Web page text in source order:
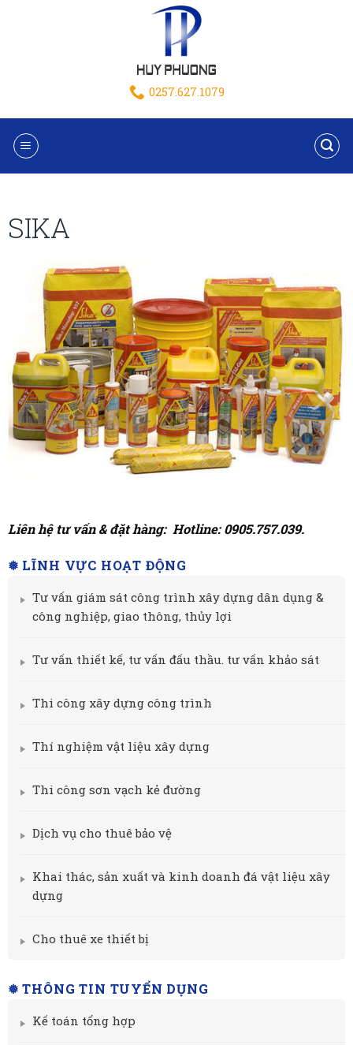
0257.627.1079
SIKA
Liên hệ tư vấn & đặt hàng: Hotline: 0905.757.039.
❅ LĨNH VỰC HOẠT ĐỘNG
Tư vấn giám sát công trình xây dựng dân dụng &
công nghiệp, giao thông, thủy lợi
Tư vấn thiết kế, tư vấn đấu thầu. tư vấn khảo sát
Thi công xây dựng công trình
Thí nghiệm vật liệu xây dựng
Thi công sơn vạch kẻ đường
Dịch vụ cho thuê bảo vệ
Khai thác, sản xuất và kinh doanh đá vật liệu xây
dựng
Cho thuê xe thiết bị
❅ THÔNG TIN TUYỂN DỤNG
Kế toán tổng hợp